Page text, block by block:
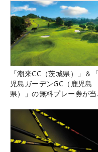
「潮来CC（茨城県）」＆
児島ガーデンGC（鹿児島
県）」の無料プレー券が当